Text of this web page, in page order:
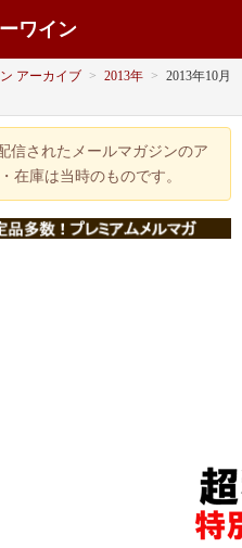
ワイン
アーカイブ > 2013年 > 2013年10月
信されたメールマガジンのア
在庫は当時のものです。